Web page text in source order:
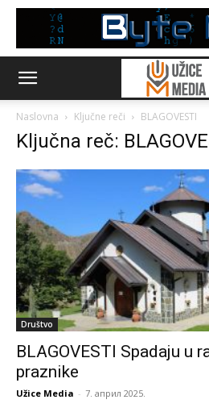
Naslovna Ključne reči BLAGOVESTI
Ključna reč:
Društvo
BLAGOVESTI Spadaju u
praznike
Užice Media - 7. април 2025.